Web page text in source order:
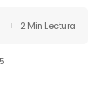
2 Min Lectura